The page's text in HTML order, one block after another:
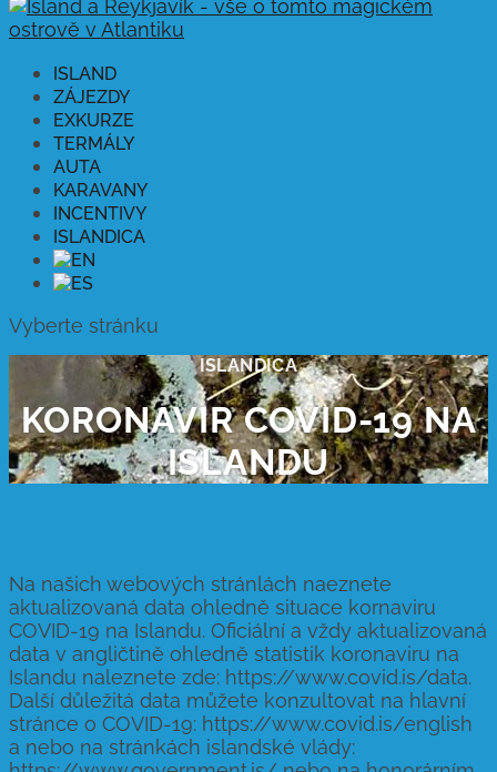
ISLAND
ZÁJEZDY
EXKURZE
TERMÁLY
AUTA
KARAVANY
INCENTIVY
ISLANDICA
Vyberte stránku
ISLANDICA
KORONAVIR COVID-19 NA
ISLANDU
Na našich webových stránlách naeznete
aktualizovaná data ohledně situace kornaviru
COVID-19 na Islandu. Oficiální a vždy aktualizovaná
data v angličtině ohledně statistik koronaviru na
Islandu naleznete zde: https://www.covid.is/data.
Další důležitá data můžete konzultovat na hlavní
stránce o COVID-19: https://www.covid.is/english
a nebo na stránkách islandské vlády: